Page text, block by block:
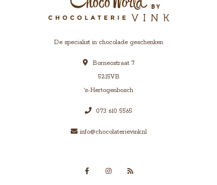
De specialist in chocolade geschenken
Borneostraat 7
5215VB
's-Hertogenbosch
073 610 5565
info@chocolaterievink.nl